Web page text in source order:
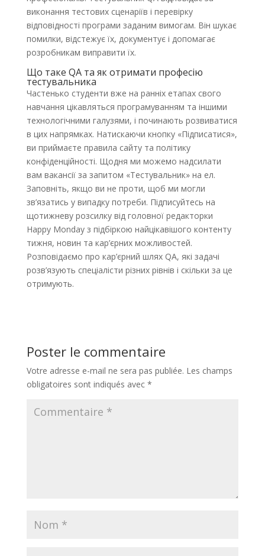
виконання тестових сценаріїв і перевірку
відповідності програми заданим вимогам. Він шукає
помилки, відстежує їх, документує і допомагає
розробникам виправити їх.
Що таке QA та як отримати професію
тестувальника
Частенько студенти вже на ранніх етапах свого
навчання цікавляться програмуванням та іншими
технологічними галузями, і починають розвиватися
в цих напрямках. Натискаючи кнопку «Підписатися»,
ви приймаєте правила сайту та політику
конфіденційності. Щодня ми можемо надсилати
вам вакансії за запитом «Тестувальник» на ел.
Заповніть, якщо ви не проти, щоб ми могли
зв’язатись у випадку потреби. Підписуйтесь на
щотижневу розсилку від головної редакторки
Happy Monday з підбіркою найцікавішого контенту
тижня, новин та кар’єрних можливостей.
Розповідаємо про кар’єрний шлях QA, які задачі
розв’язують спеціалісти різних рівнів і скільки за це
отримують.
Poster le commentaire
Votre adresse e-mail ne sera pas publiée. Les champs
obligatoires sont indiqués avec *